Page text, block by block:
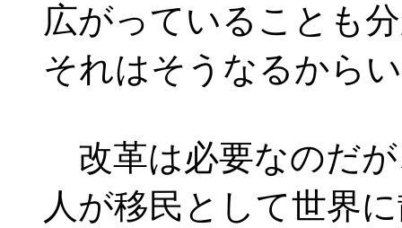
広がっていることも
それはそうなるから
改革は必要なのだ
人が移民として世界